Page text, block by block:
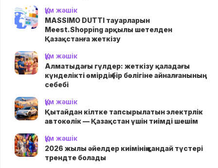
Құм жәшік
MASSIMO DUTTI тауарларын
Meest.Shopping арқылы шетелден
Қазақстанға жеткізу
Құм жәшік
Алматыдағы гүлдер: жеткізу қаладағы
күнделікті өмірдің бір бөлігіне айналғанының
себебі
Құм жәшік
Қытайдан кілтке тапсырылатын электрлік
автокөлік — Қазақстан үшін тиімді шешім
Құм жәшік
2026 жылы әйелдер киімінің қандай түстері
трендте болады